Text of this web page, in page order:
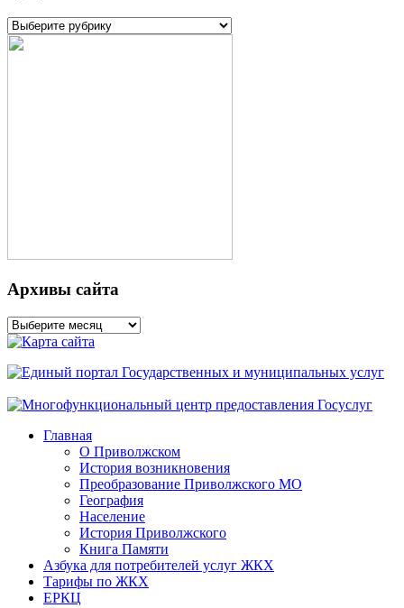
Рубрики
Архивы сайта
Архивы
сайта
Главная
О Приволжском
История возникновения
Преобразование Приволжского МО
География
Население
История Приволжского
Книга Памяти
Азбука для потребителей услуг ЖКХ
Тарифы по ЖКХ
ЕРКЦ